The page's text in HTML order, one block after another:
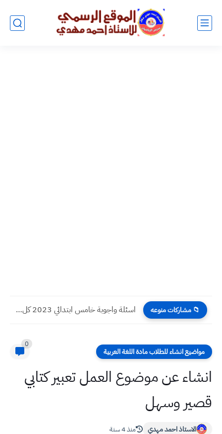
📁 مشاركات منوعه اسئلة واجوبة خامس ابتدائي 2023 كل المواد التلفزيون التربوي ولجميع...
مواضيع انشاء للطلاب مادة اللغة العربية
0
انشاء عن موضوع العمل تعبير كتابي
قصير وسهل
الاستاذ احمد مهدي منذ 4 سنة